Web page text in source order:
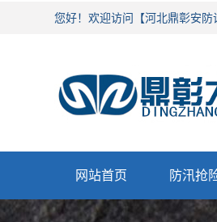
您好！欢迎访问【河北鼎彰安防
网站首页 防汛抢